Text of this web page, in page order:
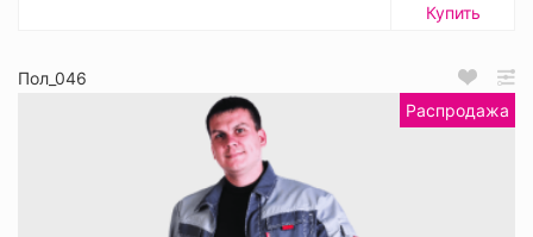
Купить
Пол_046
Распродажа